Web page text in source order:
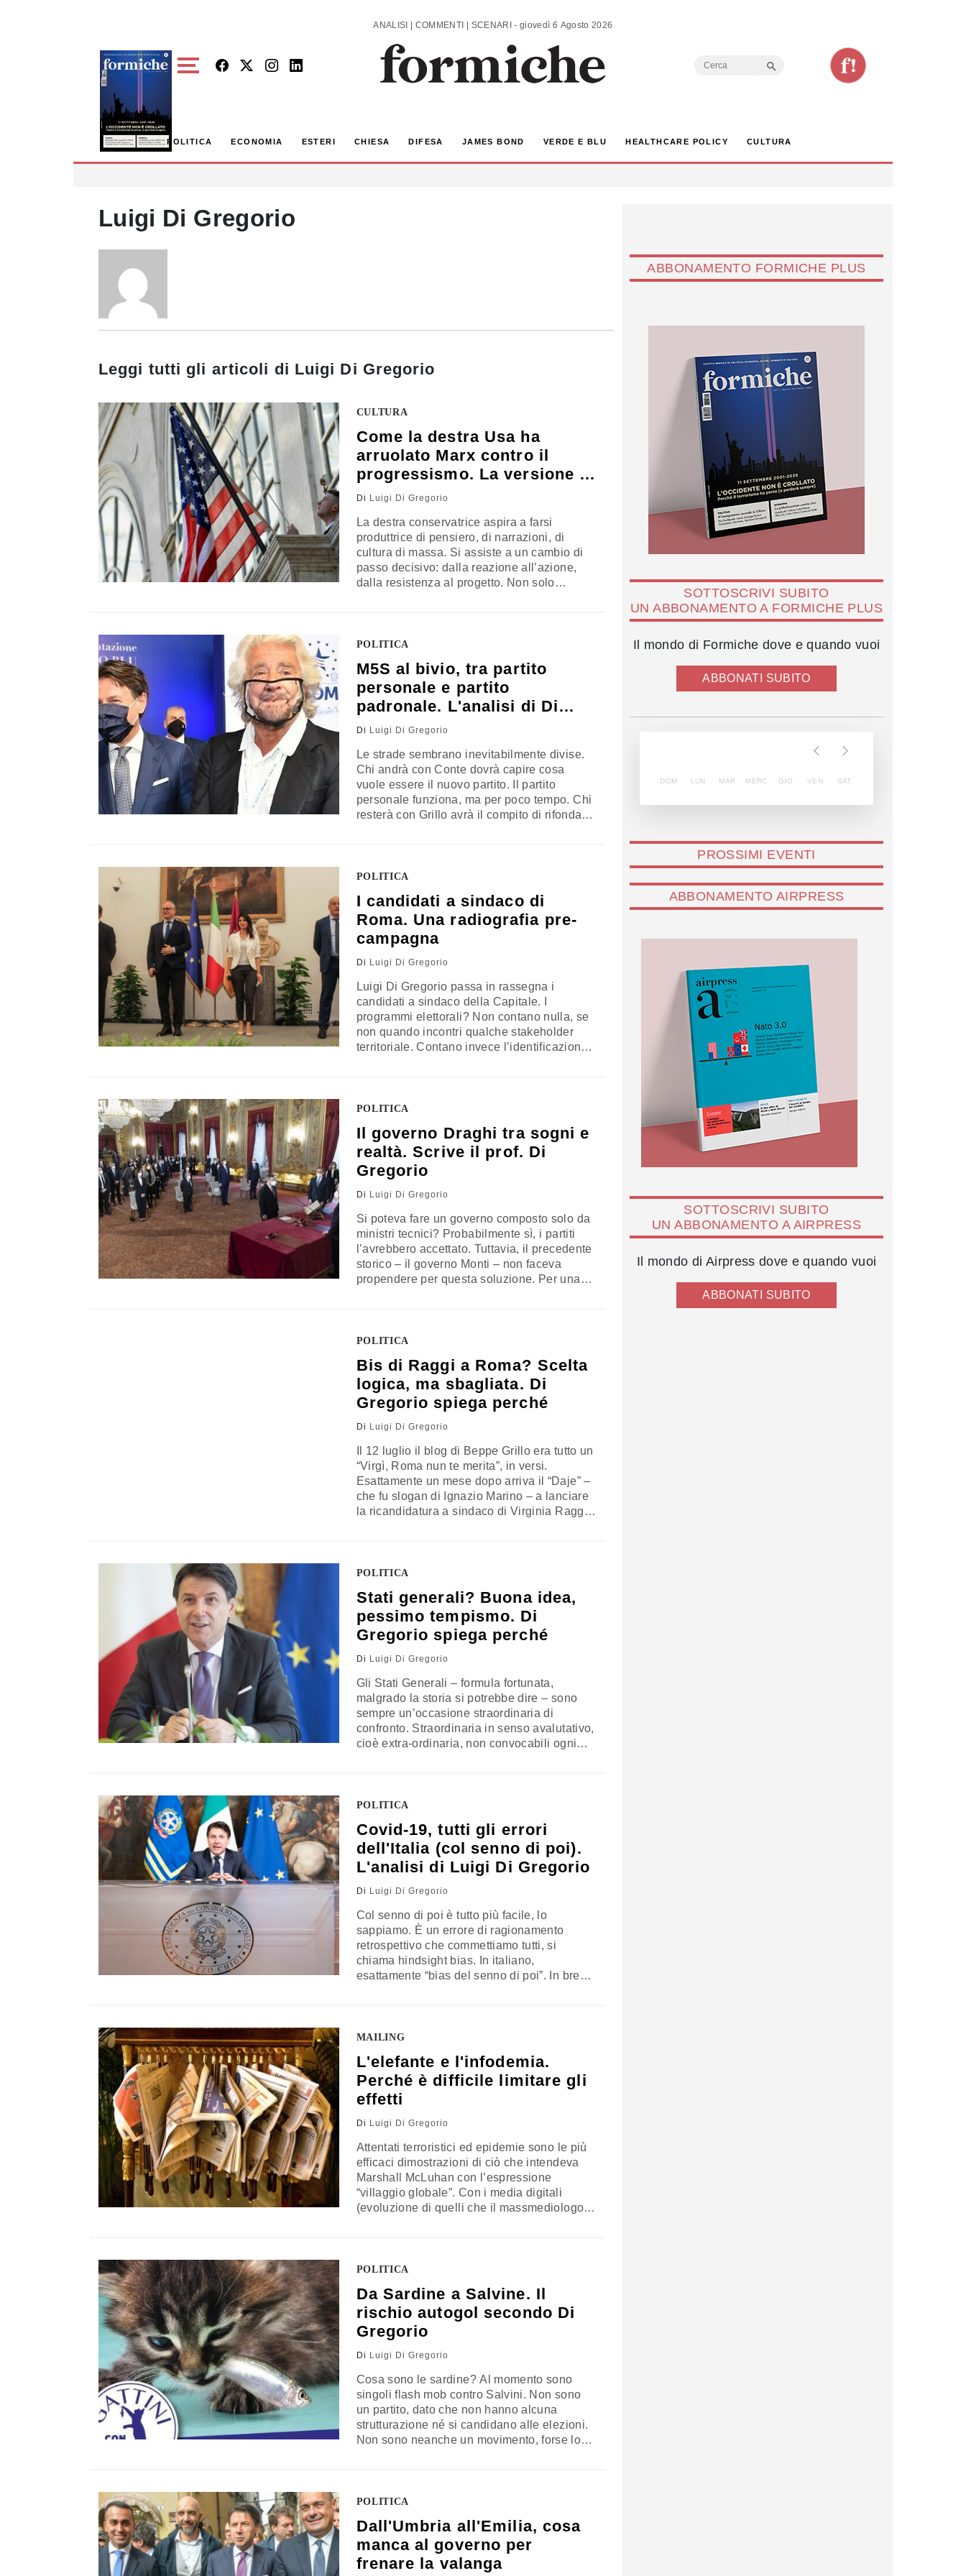
ANALISI | COMMENTI | SCENARI - giovedì 6 Agosto 2026
Search
POLITICA ECONOMIA ESTERI CHIESA DIFESA JAMES BOND VERDE E BLU HEALTHCARE POLICY CULTURA
Luigi Di Gregorio
Leggi tutti gli articoli di Luigi Di Gregorio
CULTURA
Come la destra Usa ha
arruolato Marx contro il
progressismo. La versione di
Di Gregorio
Di Luigi Di Gregorio
La destra conservatrice aspira a farsi
produttrice di pensiero, di narrazioni, di
cultura di massa. Si assiste a un cambio di
passo decisivo: dalla reazione all’azione,
dalla resistenza al progetto. Non solo
sottovalutando la capacità della controparte
teorici. L’analisi di Luigi Di Gregorio,
professore di Scienza politica presso
l’Università della Tuscia di Viterbo
POLITICA
M5S al bivio, tra partito
personale e partito
padronale. L'analisi di Di
Gregorio
Di Luigi Di Gregorio
Le strade sembrano inevitabilmente divise.
Chi andrà con Conte dovrà capire cosa
vuole essere il nuovo partito. Il partito
personale funziona, ma per poco tempo. Chi
resterà con Grillo avrà il compito di rifondare
in un partito padronale. L’analisi del
POLITICA
I candidati a sindaco di
Roma. Una radiografia pre-
campagna
Di Luigi Di Gregorio
Luigi Di Gregorio passa in rassegna i
candidati a sindaco della Capitale. I
programmi elettorali? Non contano nulla, se
non quando incontri qualche stakeholder
territoriale. Contano invece l’identificazione
nazionali che locali
POLITICA
Il governo Draghi tra sogni e
realtà. Scrive il prof. Di
Gregorio
Di Luigi Di Gregorio
Si poteva fare un governo composto solo da
ministri tecnici? Probabilmente sì, i partiti
l’avrebbero accettato. Tuttavia, il precedente
storico – il governo Monti – non faceva
propendere per questa soluzione. Per una
a smarcarsi, frantumando la maggioranza in
politologo Luigi Di Gregorio
POLITICA
Bis di Raggi a Roma? Scelta
logica, ma sbagliata. Di
Gregorio spiega perché
Di Luigi Di Gregorio
Il 12 luglio il blog di Beppe Grillo era tutto un
“Virgì, Roma nun te merita”, in versi.
Esattamente un mese dopo arriva il “Daje” –
che fu slogan di Ignazio Marino – a lanciare
la ricandidatura a sindaco di Virginia Raggi
POLITICA
Stati generali? Buona idea,
pessimo tempismo. Di
Gregorio spiega perché
Di Luigi Di Gregorio
Gli Stati Generali – formula fortunata,
malgrado la storia si potrebbe dire – sono
sempre un’occasione straordinaria di
confronto. Straordinaria in senso avalutativo,
cioè extra-ordinaria, non convocabili ogni
avevamo un manuale”, ha detto Giuseppe
POLITICA
Covid-19, tutti gli errori
dell'Italia (col senno di poi).
L'analisi di Luigi Di Gregorio
Di Luigi Di Gregorio
Col senno di poi è tutto più facile, lo
sappiamo. È un errore di ragionamento
retrospettivo che commettiamo tutti, si
chiama hindsight bias. In italiano,
esattamente “bias del senno di poi”. In breve,
che gli…
MAILING
L'elefante e l'infodemia.
Perché è difficile limitare gli
effetti
Di Luigi Di Gregorio
Attentati terroristici ed epidemie sono le più
efficaci dimostrazioni di ciò che intendeva
Marshall McLuhan con l’espressione
“villaggio globale”. Con i media digitali
(evoluzione di quelli che il massmediologo
effetti più importanti e significativi della
cognitivo.…
POLITICA
Da Sardine a Salvine. Il
rischio autogol secondo Di
Gregorio
Di Luigi Di Gregorio
Cosa sono le sardine? Al momento sono
singoli flash mob contro Salvini. Non sono
un partito, dato che non hanno alcuna
strutturazione né si candidano alle elezioni.
Non sono neanche un movimento, forse lo
Facebook, condividendo una posizione
una…
POLITICA
Dall'Umbria all'Emilia, cosa
manca al governo per
frenare la valanga
ABBONAMENTO FORMICHE PLUS
SOTTOSCRIVI SUBITO
UN ABBONAMENTO A FORMICHE PLUS
Il mondo di Formiche dove e quando vuoi
ABBONATI SUBITO
DOM LUN MAR MERC GIO VEN SAT
PROSSIMI EVENTI
ABBONAMENTO AIRPRESS
SOTTOSCRIVI SUBITO
UN ABBONAMENTO A AIRPRESS
Il mondo di Airpress dove e quando vuoi
ABBONATI SUBITO